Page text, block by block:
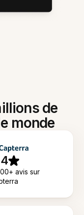
de
monde
avis sur